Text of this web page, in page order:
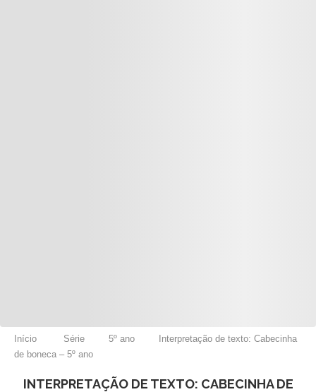
Início Série 5º ano
Interpretação de texto: Cabecinha
de boneca – 5º ano
INTERPRETAÇÃO DE TEXTO: CABECINHA DE